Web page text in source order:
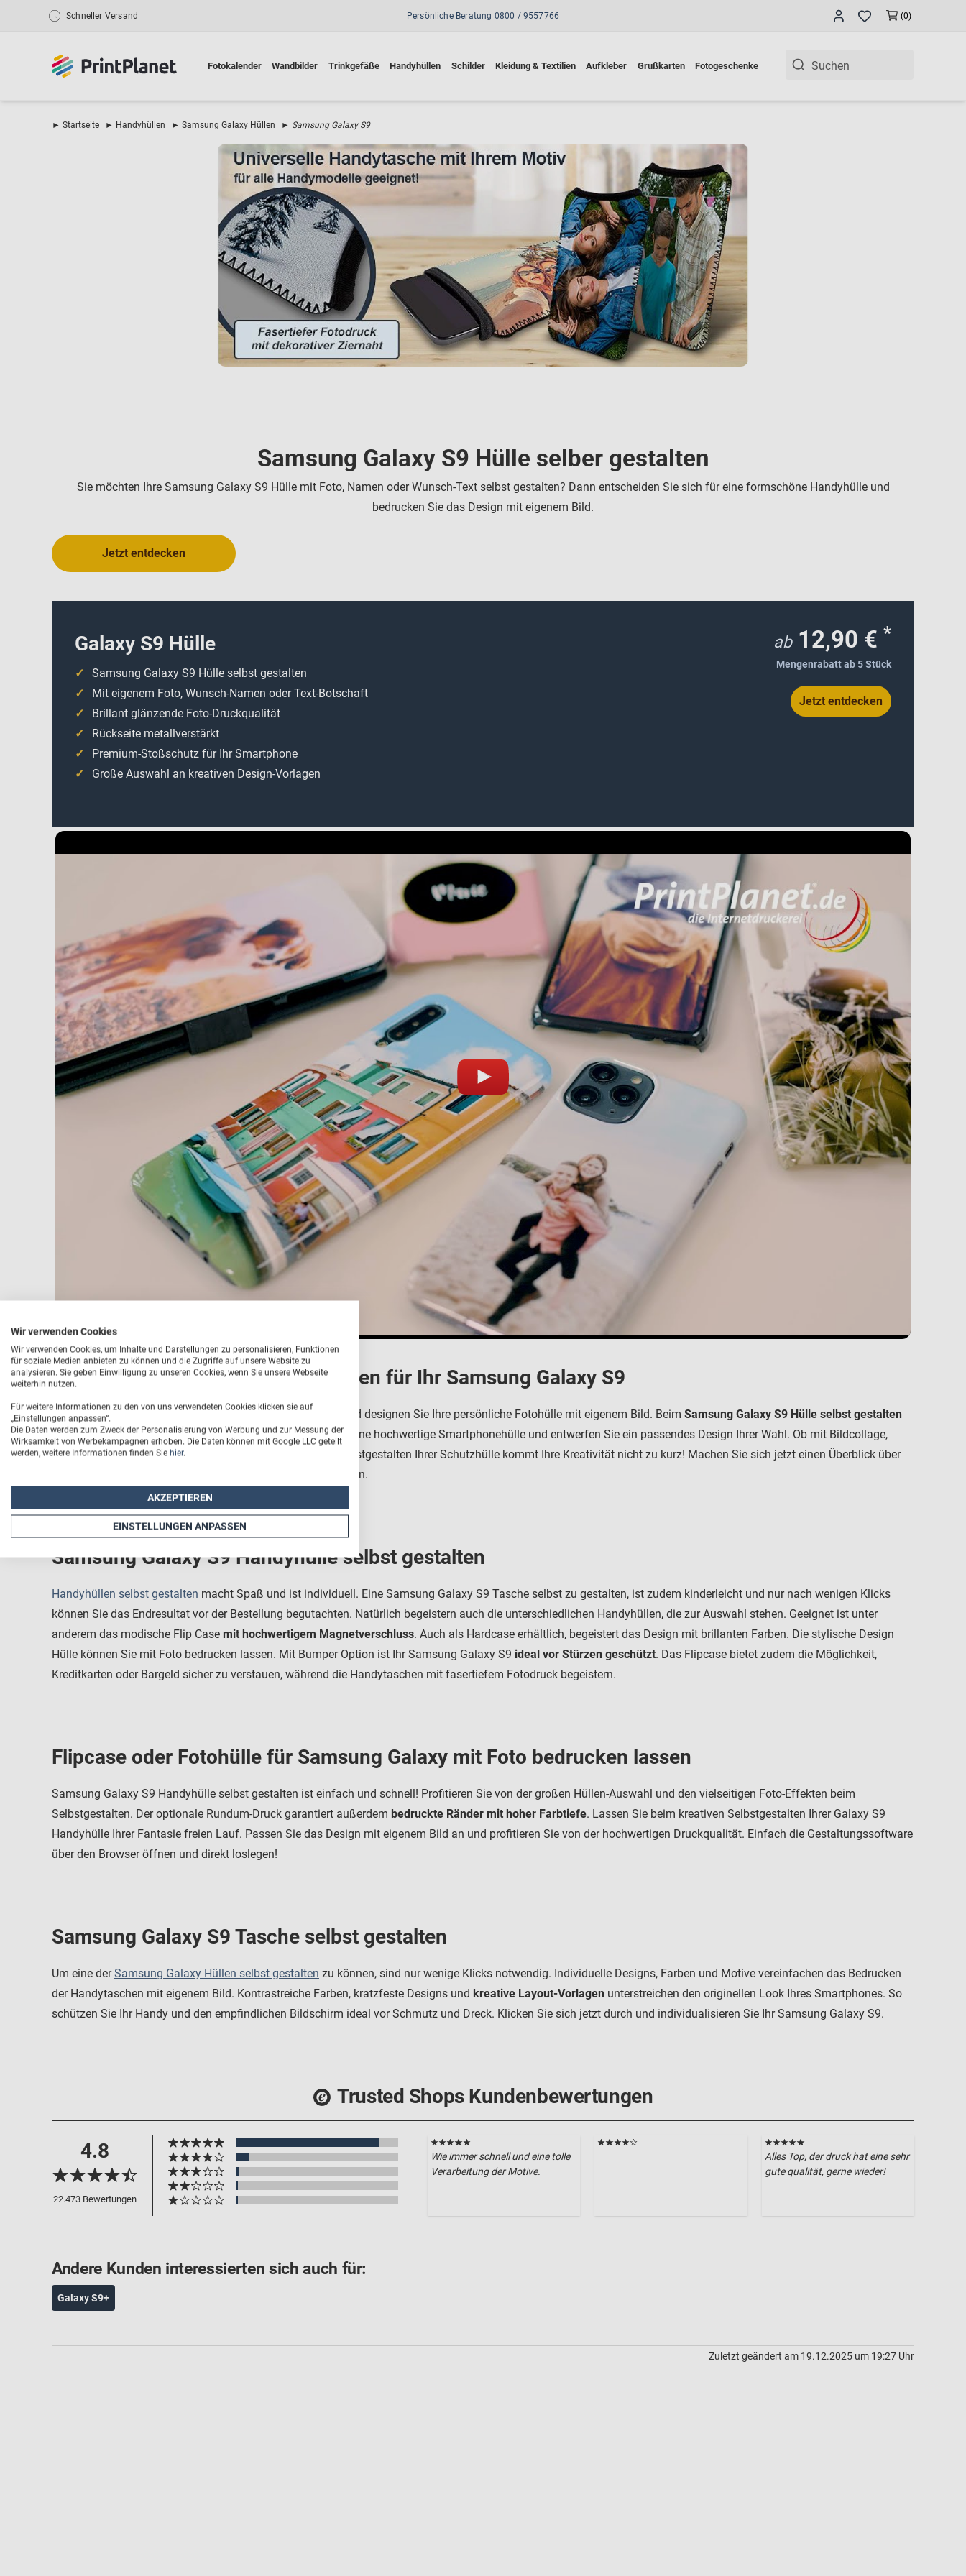
Schneller Versand (0)
Fotokalender Wandbilder Trinkgefäße Handyhüllen Schilder Kleidung & Textilien Aufkleber Grußkarten Fotogeschenke
Persönliche Beratung 0800 / 9557766
► Startseite ► Handyhüllen ► Samsung Galaxy Hüllen ► Samsung Galaxy S9
Samsung Galaxy S9 Hülle selber gestalten
Sie möchten Ihre Samsung Galaxy S9 Hülle mit Foto, Namen oder Wunsch-Text selbst gestalten? Dann entscheiden Sie sich für eine formschöne Handyhülle und
bedrucken Sie das Design mit eigenem Bild.
Jetzt entdecken
Galaxy S9 Hülle
Samsung Galaxy S9 Hülle selbst gestalten
Mit eigenem Foto, Wunsch-Namen oder Text-Botschaft
Brillant glänzende Foto-Druckqualität
Rückseite metallverstärkt
Premium-Stoßschutz für Ihr Smartphone
Große Auswahl an kreativen Design-Vorlagen
ab 12,90 € *
Mengenrabatt ab 5 Stück
Jetzt entdecken
Schutzhüllen und Smartphonehüllen für Ihr Samsung Galaxy S9
Verleihen Sie Ihrem Smartphone einen individuellen Look und designen Sie Ihre persönliche Fotohülle mit eigenem Bild. Beim Samsung Galaxy S9 Hülle selbst gestalten
lassen Sie Ihren Ideen freien Lauf. Entscheiden Sie sich für eine hochwertige Smartphonehülle und entwerfen Sie ein passendes Design Ihrer Wahl. Ob mit Bildcollage,
individuellen Urlaubsfotos oder mit Pärchenbild – beim Selbstgestalten Ihrer Schutzhülle kommt Ihre Kreativität nicht zu kurz! Machen Sie sich jetzt einen Überblick über
das Angebot und lassen Sie eine Tasche Ihrer Wahl bedrucken.
Samsung Galaxy S9 Handyhülle selbst gestalten
Handyhüllen selbst gestalten macht Spaß und ist individuell. Eine Samsung Galaxy S9 Tasche selbst zu gestalten, ist zudem kinderleicht und nur nach wenigen Klicks
können Sie das Endresultat vor der Bestellung begutachten. Natürlich begeistern auch die unterschiedlichen Handyhüllen, die zur Auswahl stehen. Geeignet ist unter
anderem das modische Flip Case mit hochwertigem Magnetverschluss. Auch als Hardcase erhältlich, begeistert das Design mit brillanten Farben. Die stylische Design
Hülle können Sie mit Foto bedrucken lassen. Mit Bumper Option ist Ihr Samsung Galaxy S9 ideal vor Stürzen geschützt. Das Flipcase bietet zudem die Möglichkeit,
Kreditkarten oder Bargeld sicher zu verstauen, während die Handytaschen mit fasertiefem Fotodruck begeistern.
Flipcase oder Fotohülle für Samsung Galaxy mit Foto bedrucken lassen
Samsung Galaxy S9 Handyhülle selbst gestalten ist einfach und schnell! Profitieren Sie von der großen Hüllen-Auswahl und den vielseitigen Foto-Effekten beim
Selbstgestalten. Der optionale Rundum-Druck garantiert außerdem bedruckte Ränder mit hoher Farbtiefe. Lassen Sie beim kreativen Selbstgestalten Ihrer Galaxy S9
Handyhülle Ihrer Fantasie freien Lauf. Passen Sie das Design mit eigenem Bild an und profitieren Sie von der hochwertigen Druckqualität. Einfach die Gestaltungssoftware
über den Browser öffnen und direkt loslegen!
Samsung Galaxy S9 Tasche selbst gestalten
Um eine derSamsung Galaxy Hüllen selbst gestalten zu können, sind nur wenige Klicks notwendig. Individuelle Designs, Farben und Motive vereinfachen das Bedrucken
der Handytaschen mit eigenem Bild. Kontrastreiche Farben, kratzfeste Designs und kreative Layout-Vorlagen unterstreichen den originellen Look Ihres Smartphones. So
schützen Sie Ihr Handy und den empfindlichen Bildschirm ideal vor Schmutz und Dreck. Klicken Sie sich jetzt durch und individualisieren Sie Ihr Samsung Galaxy S9.
Trusted Shops Kundenbewertungen
4.8
22.473 Bewertungen
Wie immer schnell und eine tolle
Verarbeitung der Motive.
Alles Top, der druck hat eine sehr
gute qualität, gerne wieder!
Andere Kunden interessierten sich auch für:
Galaxy S9+
Zuletzt geändert am 19.12.2025 um 19:27 Uhr
Wir verwenden Cookies
Wir verwenden Cookies, um Inhalte und Darstellungen zu personalisieren, Funktionen
für soziale Medien anbieten zu können und die Zugriffe auf unsere Website zu
analysieren. Sie geben Einwilligung zu unseren Cookies, wenn Sie unsere Webseite
weiterhin nutzen.
Für weitere Informationen zu den von uns verwendeten Cookies klicken sie auf
„Einstellungen anpassen“.
Die Daten werden zum Zweck der Personalisierung von Werbung und zur Messung der
Wirksamkeit von Werbekampagnen erhoben. Die Daten können mit Google LLC geteilt
werden, weitere Informationen finden Sie hier.
AKZEPTIEREN
EINSTELLUNGEN ANPASSEN